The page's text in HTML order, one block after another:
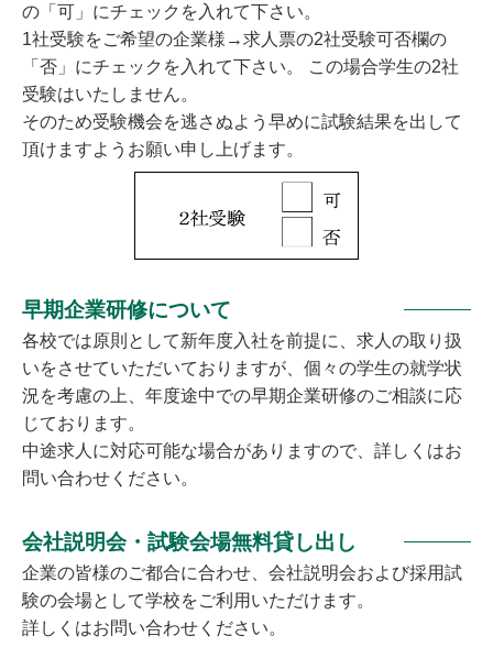
の「可」にチェックを入れて下さい。
1社受験をご希望の企業様→求人票の2社受験可否欄の
「否」にチェックを入れて下さい。 この場合学生の2社
受験はいたしません。
そのため受験機会を逃さぬよう早めに試験結果を出して
頂けますようお願い申し上げます。
早期企業研修について
各校では原則として新年度入社を前提に、求人の取り扱
いをさせていただいておりますが、個々の学生の就学状
況を考慮の上、年度途中での早期企業研修のご相談に応
じております。
中途求人に対応可能な場合がありますので、詳しくはお
問い合わせください。
会社説明会・試験会場無料貸し出し
企業の皆様のご都合に合わせ、会社説明会および採用試
験の会場として学校をご利用いただけます。
詳しくはお問い合わせください。